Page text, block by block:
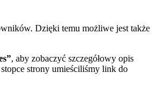
Dzięki temu możliwe jest także
, aby zobaczyć szczegółowy opis
strony umieściliśmy link do